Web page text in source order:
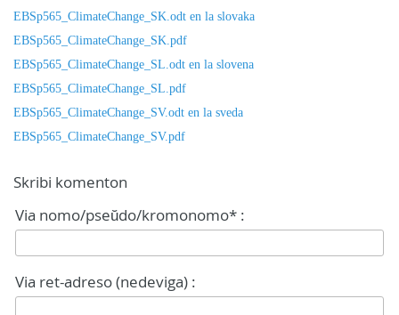
EBSp565_ClimateChange_SK.odt en la slovaka
EBSp565_ClimateChange_SK.pdf
EBSp565_ClimateChange_SL.odt en la slovena
EBSp565_ClimateChange_SL.pdf
EBSp565_ClimateChange_SV.odt en la sveda
EBSp565_ClimateChange_SV.pdf
Skribi komenton
Via nomo/pseŭdo/kromonomo* :
Via ret-adreso (nedeviga) :